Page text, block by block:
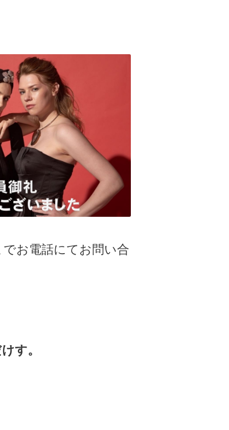
お電話にてお問い合
す。